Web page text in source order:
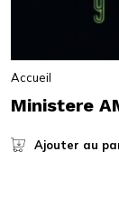
Accueil
Ministere
Ajouter au